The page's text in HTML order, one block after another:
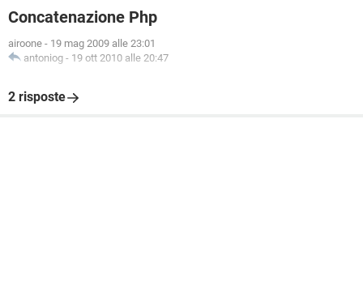
Concatenazione Php
airoone - 19 mag 2009 alle 23:01
antoniog - 19 ott 2010 alle 20:47
2 risposte